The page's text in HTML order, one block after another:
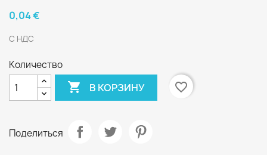
0,04 €
С НДС
Количество
 В КОРЗИНУ favorite_border
Поделиться